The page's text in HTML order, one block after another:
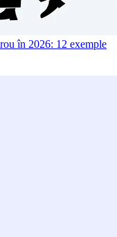
în 2026: 12 exemple